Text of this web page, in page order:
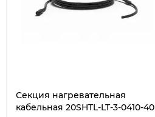
Секция нагревательная
кабельная 20SHTL-LT-3-0410-40